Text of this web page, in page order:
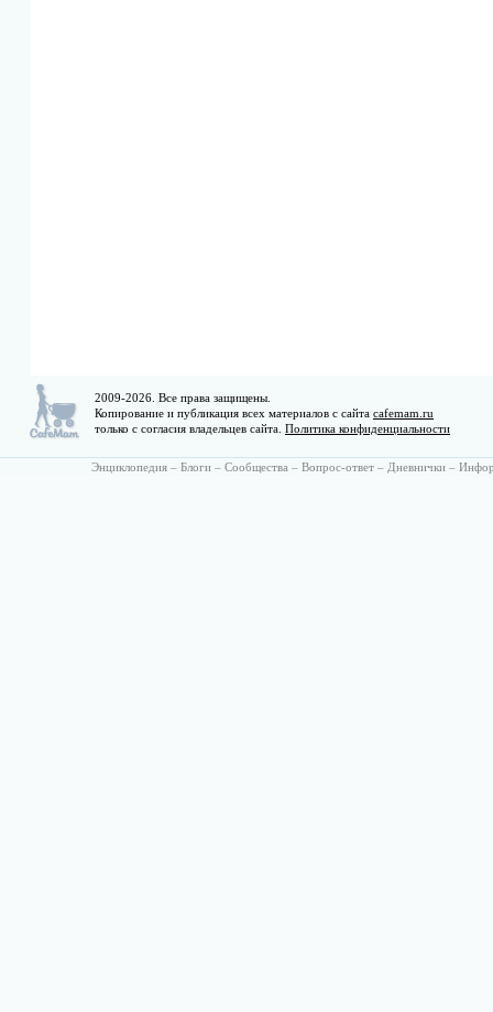
2009-2026. Все права защищены.
Копирование и публикация всех материалов с сайта cafemam.ru
только с согласия владельцев сайта. Политика конфиденциальности
Энциклопедия – Блоги – Сообщества – Вопрос-ответ – Дневнички –